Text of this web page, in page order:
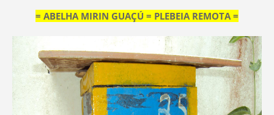
= ABELHA MIRIN GUAÇÚ = PLEBEIA REMOTA =